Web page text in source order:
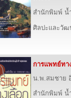
สำนักพิมพ์ น้
ศิลปะและวัฒ
การแพทย์ทา
น.พ.สมชาย
สำนักพิมพ์ น้